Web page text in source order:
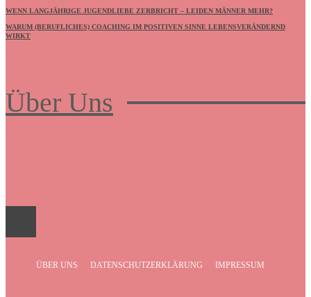
WENN LANGJÄHRIGE JUGENDLIEBE ZERBRICHT – LEIDEN MÄNNER MEHR?
WARUM (BERUFLICHES) COACHING IM POSITIVEN SINNE LEBENSVERÄNDERND
WIRKT
Über Uns
ÜBER UNS DATENSCHUTZERKLÄRUNG IMPRESSUM